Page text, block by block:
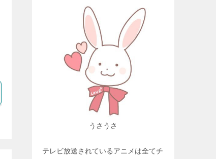
うさうさ
テレビ放送されているアニメは全てチ